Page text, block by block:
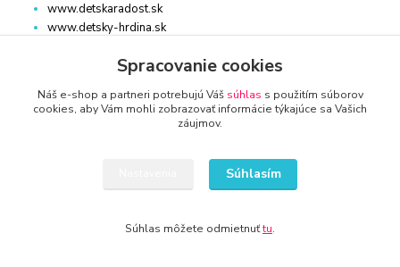
www.detskaradost.sk
www.detsky-hrdina.sk
www.hracky-online.sk
www.stonshop.sk
Spracovanie cookies
Náš e-shop a partneri potrebujú Váš súhlas s použitím súborov
cookies, aby Vám mohli zobrazovať informácie týkajúce sa Vašich
záujmov.
Súhlasím
Súhlas môžete odmietnuťtu.